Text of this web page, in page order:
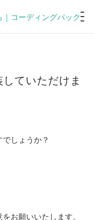
していただけま
しょうか？
お願いいたします。